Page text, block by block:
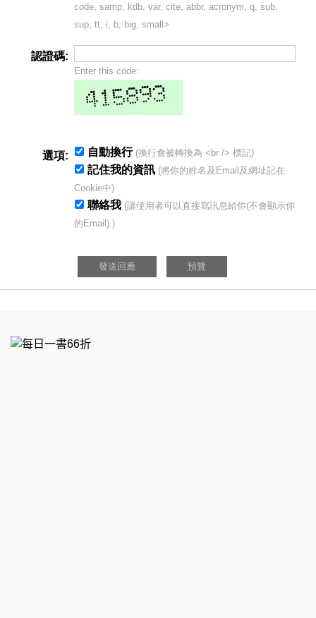
code, samp, kdb, var, cite, abbr, acronym, q, sub,
sup, tt, i, b, big, small>
認證碼:
Enter this code:
選項: 自動換行 (換行會被轉換為 <br /> 標記)
記住我的資訊 (將你的姓名及Email及網址記在
Cookie中)
聯絡我 (讓使用者可以直接寫訊息給你(不會顯示你
的Email).)